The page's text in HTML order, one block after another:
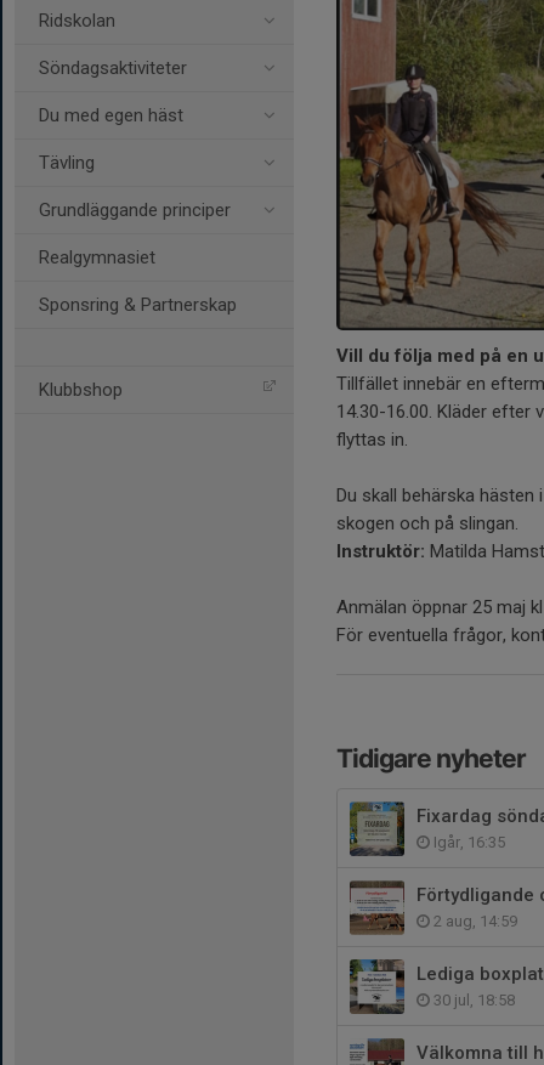
Ridskolan
Söndagsaktiviteter
Du med egen häst
Tävling
Grundläggande principer
Realgymnasiet
Sponsring & Partnerskap
Klubbshop
Vill du följa med på en
Tillfället innebär en
14.30-16.00. Kläder efter
flyttas in.
Du skall behärska hästen
skogen och på slingan.
Instruktör: Matilda
Anmälan öppnar 25 maj
För eventuella frågor,
Tidigare nyheter
Fixardag
Igår, 16:35
Förtydligande
2 aug, 14:59
Lediga
30 jul, 18:58
Välkomna till